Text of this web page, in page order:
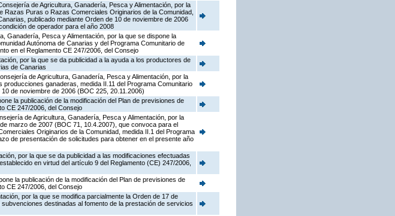
de Agricultura, Ganadería, Pesca y Alimentación, por la
Puras o Razas Comerciales Originarios de la Comunidad,
publicado mediante Orden de 10 de noviembre de 2006
de operador para el año 2008
Ganadería, Pesca y Alimentación, por la que se dispone la
Autónoma de Canarias y del Programa Comunitario de
en el Reglamento CE 247/2006, del Consejo
por la que se da publicidad a la ayuda a los productores de
de Canarias
de Agricultura, Ganadería, Pesca y Alimentación, por la
ganaderas, medida II.11 del Programa Comunitario
de noviembre de 2006 (BOC 225, 20.11.2006)
la publicación de la modificación del Plan de previsiones de
CE 247/2006, del Consejo
de Agricultura, Ganadería, Pesca y Alimentación, por la
marzo de 2007 (BOC 71, 10.4.2007), que convoca para el
Originarios de la Comunidad, medida II.1 del Programa
de presentación de solicitudes para obtener en el presente año
por la que se da publicidad a las modificaciones efectuadas
en virtud del artículo 9 del Reglamento (CE) 247/2006,
la publicación de la modificación del Plan de previsiones de
CE 247/2006, del Consejo
por la que se modifica parcialmente la Orden de 17 de
destinadas al fomento de la prestación de servicios